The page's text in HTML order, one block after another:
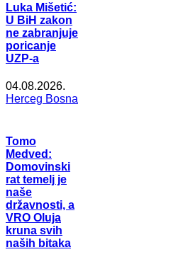
Luka Mišetić:
U BiH zakon
ne zabranjuje
poricanje
UZP-a
04.08.2026.
Herceg Bosna
Tomo
Medved:
Domovinski
rat temelj je
naše
državnosti, a
VRO Oluja
kruna svih
naših bitaka